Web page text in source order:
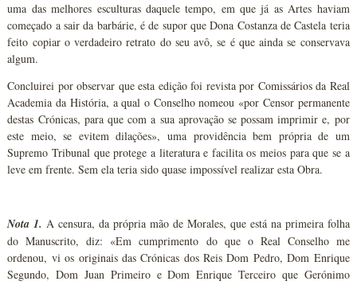
uma das melhores esculturas daquele tempo, em que já as Artes haviam
começado a sair da barbárie, é de supor que Dona Costanza de Castela teria
feito copiar o verdadeiro retrato do seu avô, se é que ainda se conservava
algum.
Concluirei por observar que esta edição foi revista por Comissários da Real
Academia da História, a qual o Conselho nomeou «por Censor permanente
destas Crónicas, para que com a sua aprovação se possam imprimir e, por
este meio, se evitem dilações», uma providência bem própria de um
Supremo Tribunal que protege a literatura e facilita os meios para que se a
leve em frente. Sem ela teria sido quase impossível realizar esta Obra.
Nota 1. A censura, da própria mão de Morales, que está na primeira folha
do Manuscrito, diz: «Em cumprimento do que o Real Conselho me
ordenou, vi os originais das Crónicas dos Reis Dom Pedro, Dom Enrique
Segundo, Dom Juan Primeiro e Dom Enrique Terceiro que Gerónimo